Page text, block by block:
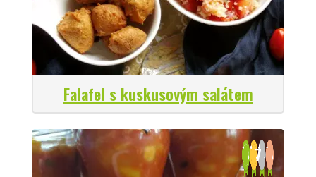
Falafel s kuskusovým salátem
7